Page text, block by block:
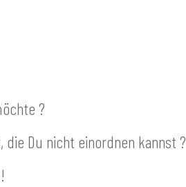
?
Du nicht einordnen kannst ?